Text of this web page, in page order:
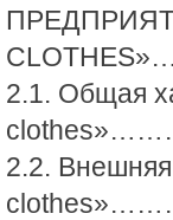
2.1. Общая
2.2.